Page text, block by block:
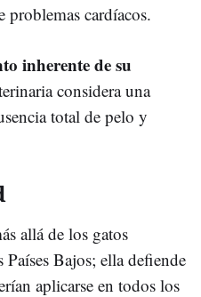
problemas cardíacos.
inherente de su
considera una
total de pelo y
allá de los gatos
Países Bajos; ella defiende
aplicarse en todos los